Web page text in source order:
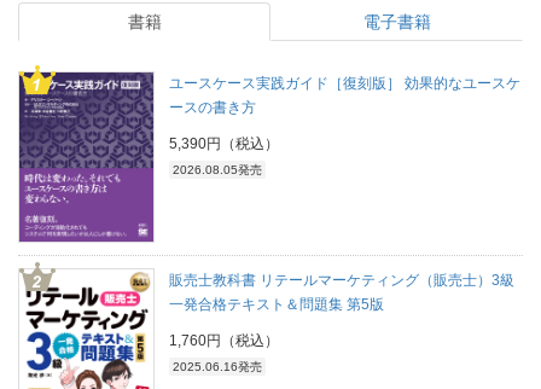
書籍 電子書籍
ユースケース実践ガイド［復刻版］ 効果的なユースケ
ースの書き方
5,390円（税込）
2026.08.05発売
販売士教科書 リテールマーケティング（販売士）3級
一発合格テキスト＆問題集 第5版
1,760円（税込）
2025.06.16発売